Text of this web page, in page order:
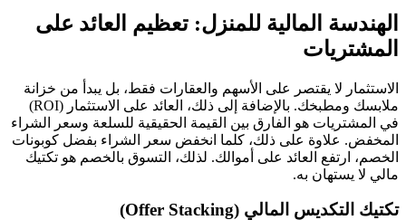
الهندسة المالية للمنزل: تعظيم العائد على
المشتريات
الاستثمار لا يقتصر على الأسهم والعقارات فقط، بل يبدأ من خزانة
ملابسك ومطبخك. بالإضافة إلى ذلك، العائد على الاستثمار (ROI)
في المشتريات هو الفارق بين القيمة الحقيقية للسلعة وسعر الشراء
المخفض. علاوة على ذلك، كلما انخفض سعر الشراء بفضل كوبونات
الخصم، ارتفع العائد على أموالك. لذلك، التسوق بالخصم هو تكتيك
مالي لا يستهان به.
تكتيك التكديس المالي (Offer Stacking)